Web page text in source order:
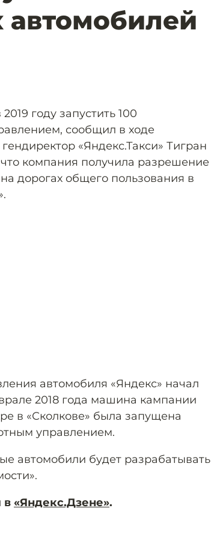
автомобилей
году запустить 100
сообщил в ходе
«Яндекс.Такси» Тигран
компания получила разрешение
дорогах общего пользования в
автомобиля «Яндекс» начал
2018 года машина кампании
в «Сколкове» была запущена
управлением.
автомобили будет разрабатывать
в «Яндекс.Дзене».